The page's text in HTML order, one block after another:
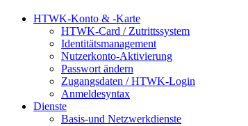
HTWK-Konto & -Karte
HTWK-Card / Zutrittssystem
Identitätsmanagement
Nutzerkonto-Aktivierung
Passwort ändern
Zugangsdaten / HTWK-Login
Anmeldesyntax
Dienste
Basis-und Netzwerkdienste